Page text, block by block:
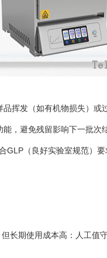
挥发（如有机物损失）或
能，避免残留影响下一批次
GLP（良好实验室规范）
长期使用成本高：人工